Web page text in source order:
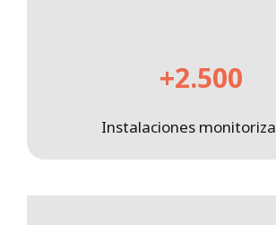
+2.500
Instalaciones